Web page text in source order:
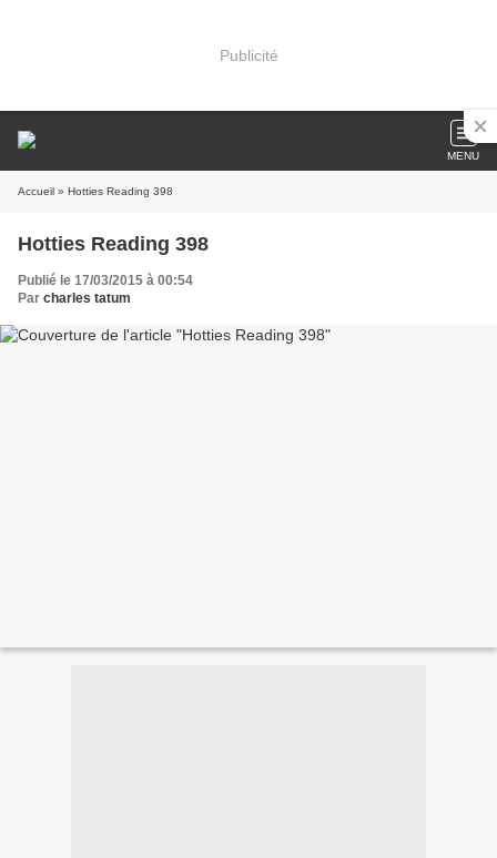
Publicité
MENU
Accueil » Hotties Reading 398
Hotties Reading 398
Publié le 17/03/2015 à 00:54
Par charles tatum